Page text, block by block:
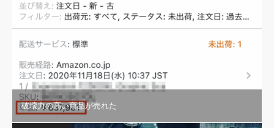
破壊力の高い商品が売れた